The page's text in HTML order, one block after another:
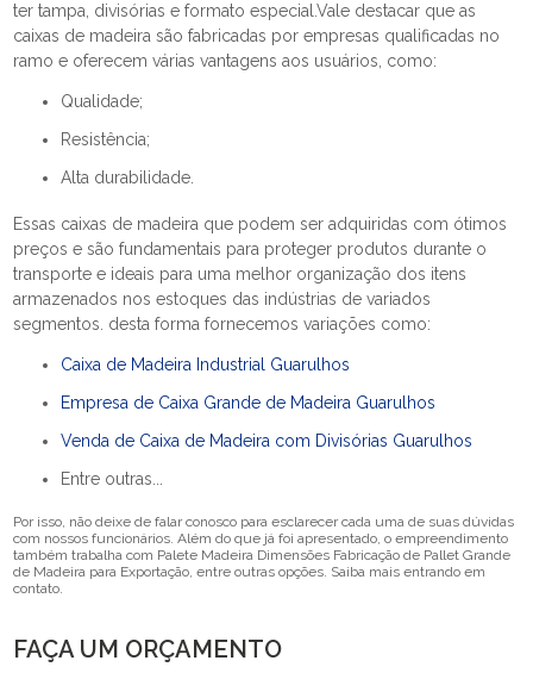
ter tampa, divisórias e formato especial.Vale destacar que as
caixas de madeira são fabricadas por empresas qualificadas no
ramo e oferecem várias vantagens aos usuários, como:
Qualidade;
Resistência;
Alta durabilidade.
Essas caixas de madeira que podem ser adquiridas com ótimos
preços e são fundamentais para proteger produtos durante o
transporte e ideais para uma melhor organização dos itens
armazenados nos estoques das indústrias de variados
segmentos. desta forma fornecemos variações como:
Caixa de Madeira Industrial Guarulhos
Empresa de Caixa Grande de Madeira Guarulhos
Venda de Caixa de Madeira com Divisórias Guarulhos
Entre outras...
Por isso, não deixe de falar conosco para esclarecer cada uma de suas dúvidas
com nossos funcionários. Além do que já foi apresentado, o empreendimento
também trabalha com Palete Madeira Dimensões Fabricação de Pallet Grande
de Madeira para Exportação, entre outras opções. Saiba mais entrando em
contato.
FAÇA UM ORÇAMENTO